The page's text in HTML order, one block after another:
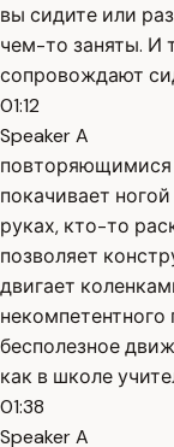
вы сидите или
чем-то заняты. И
сопровождают
01:12
Speaker A
покачивает
руках, кто-то
позволяет
двигает
некомпетентного
бесполезное
как в школе
01:38
Speaker A